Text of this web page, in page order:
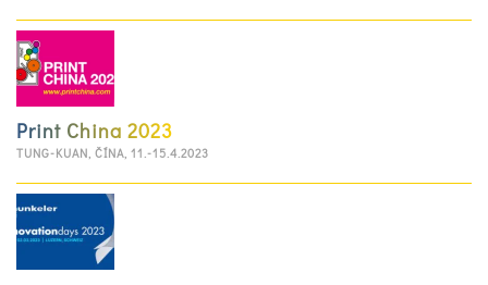
Print China 2023
TUNG-KUAN, ČÍNA, 11.-15.4.2023